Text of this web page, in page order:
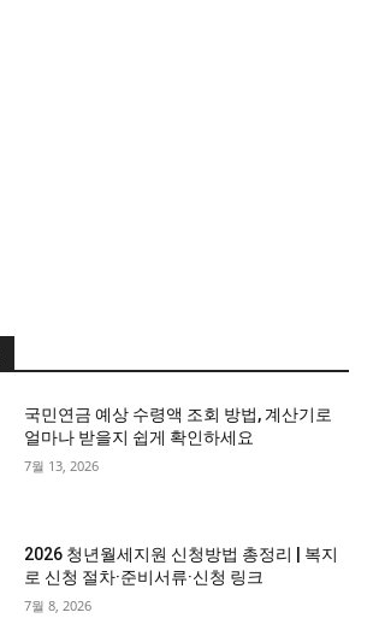
국민연금 예상 수령액 조회 방법, 계산기로
얼마나 받을지 쉽게 확인하세요
7월 13, 2026
2026 청년월세지원 신청방법 총정리 | 복지
로 신청 절차·준비서류·신청 링크
7월 8, 2026